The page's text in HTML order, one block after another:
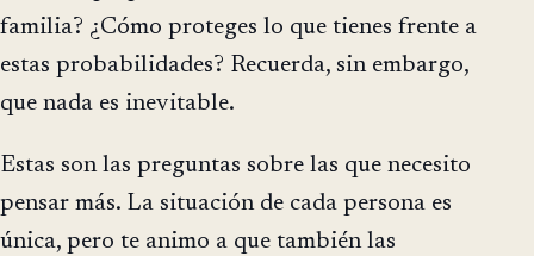
familia? ¿Cómo proteges lo que tienes frente a
estas probabilidades? Recuerda, sin embargo,
que nada es inevitable.
Estas son las preguntas sobre las que necesito
pensar más. La situación de cada persona es
única, pero te animo a que también las